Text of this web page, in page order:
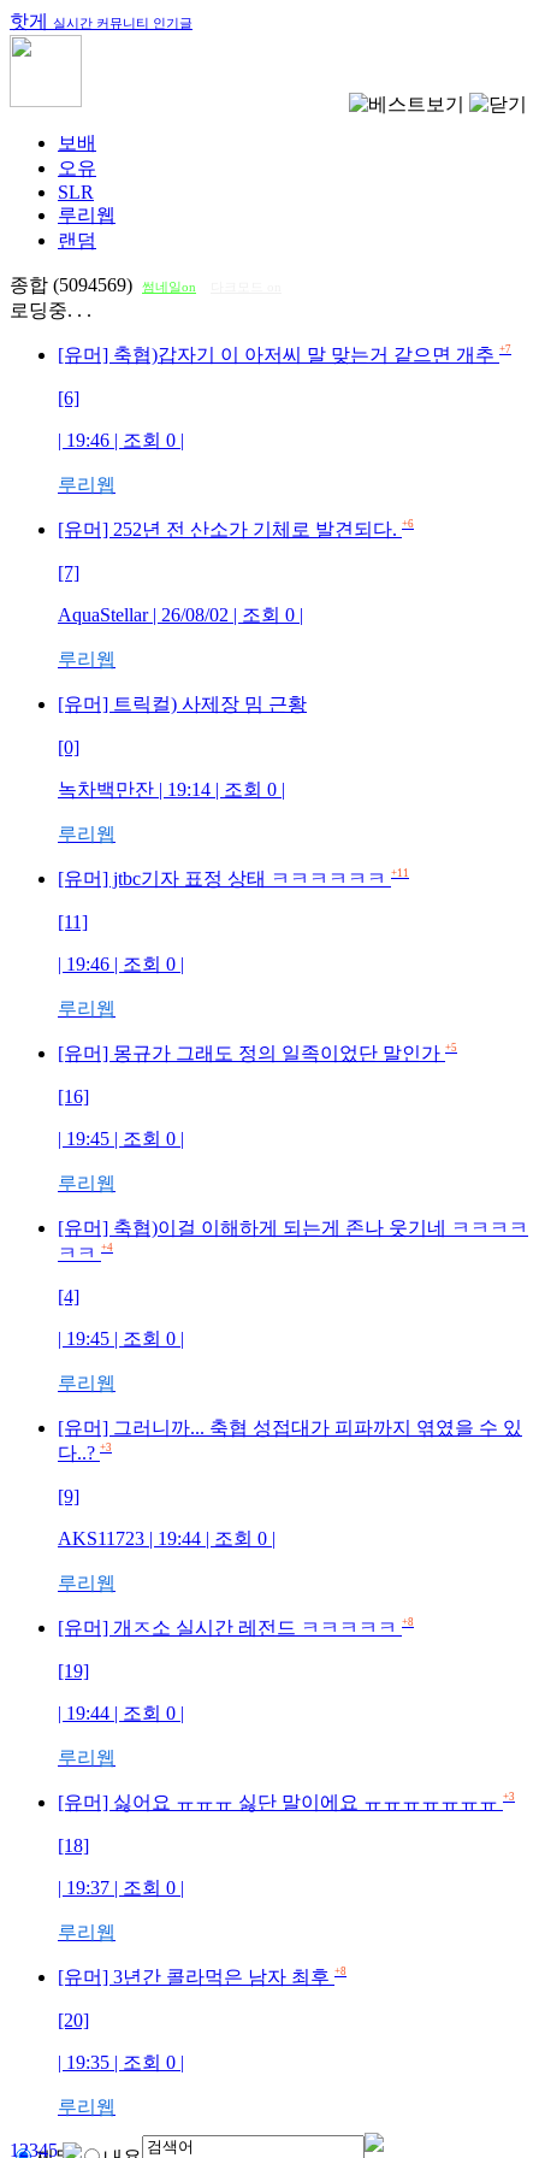
핫게 실시간 커뮤니티 인기글
보배
오유
SLR
루리웹
랜덤
종합 (5094569) 썸네일on
로딩중. . .
[유머] 축협)갑자기 이 아저씨 말 맞는거 같으면 개추 +7
[6]
| 19:46 | 조회 0 |
루리웹
[유머] 252년 전 산소가 기체로 발견되다. +6
[7]
AquaStellar | 26/08/02 | 조회 0 |
루리웹
[유머] 트릭컬) 사제장 밈 근황
[0]
녹차백만잔 | 19:14 | 조회 0 |
루리웹
[유머] jtbc기자 표정 상태 ㅋㅋㅋㅋㅋㅋ +11
[11]
| 19:46 | 조회 0 |
루리웹
[유머] 몽규가 그래도 정의 일족이었단 말인가 +5
[16]
| 19:45 | 조회 0 |
루리웹
[유머] 축협)이걸 이해하게 되는게 존나 웃기네 ㅋㅋㅋㅋ
ㅋㅋ
+4
[4]
| 19:45 | 조회 0 |
루리웹
[유머] 그러니까... 축협 성접대가 피파까지 엮였을 수 있
다..? +3
[9]
AKS11723 | 19:44 | 조회 0 |
루리웹
[유머] 개ㅈ소 실시간 레전드 ㅋㅋㅋㅋㅋ +8
[19]
| 19:44 | 조회 0 |
루리웹
[유머] 싫어요 ㅠㅠㅠ 싫단 말이에요 ㅠㅠㅠㅠㅠㅠㅠ +3
[18]
| 19:37 | 조회 0 |
루리웹
[유머] 3년간 콜라먹은 남자 최후 +8
[20]
| 19:35 | 조회 0 |
루리웹
12345